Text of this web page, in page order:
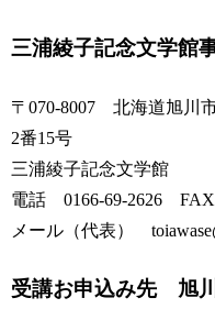
三浦綾子記念文学館
〒070-8007 北海道旭川
2番15号
三浦綾子記念文学館
電話 0166-69-2626 FAX
メール（代表）
受講お申込み先 旭